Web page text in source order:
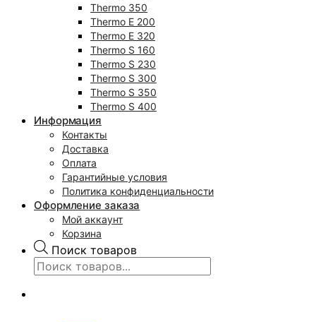
Thermo 350
Thermo E 200
Thermo E 320
Thermo S 160
Thermo S 230
Thermo S 300
Thermo S 350
Thermo S 400
Информация
Контакты
Доставка
Оплата
Гарантийные условия
Политика конфиденциальности
Оформление заказа
Мой аккаунт
Корзина
Поиск товаров